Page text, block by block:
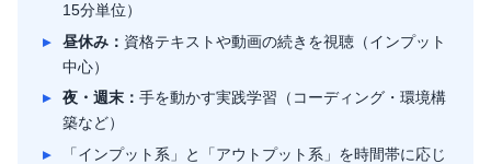
15分単位）
昼休み： 資格テキストや動画の続きを視聴（インプット
中心）
夜・週末： 手を動かす実践学習（コーディング・環境構
築など）
「インプット系」と「アウトプット系」を時間帯に応じ